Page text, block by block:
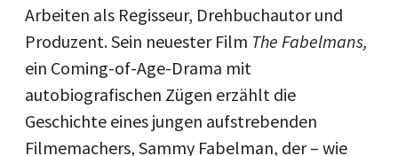
Arbeiten als Regisseur, Drehbuchautor und
Produzent. Sein neuester Film The Fabelmans,
ein Coming-of-Age-Drama mit
autobiografischen Zügen erzählt die
Geschichte eines jungen aufstrebenden
Filmemachers, Sammy Fabelman, der – wie